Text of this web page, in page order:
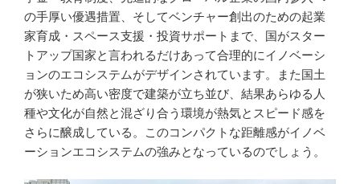
の手厚い優遇措置、そしてベンチャー創出のための起業
家育成・スペース支援・投資サポートまで、国がスター
トアップ国家と言われるだけあって合理的にイノベーシ
ョンのエコシステムがデザインされています。また国土
が狭いため高い密度で建築が立ち並び、結果あらゆる人
種や文化が自然と混ざり合う環境が熱気とスピード感を
さらに醸成している。このコンパクトな距離感がイノベ
ーションエコシステムの強みとなっているのでしょう。